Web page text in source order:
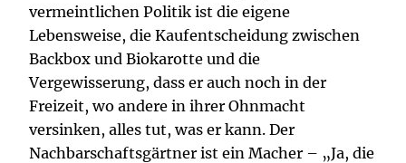
vermeintlichen Politik ist die eigene
Lebensweise, die Kaufentscheidung zwischen
Backbox und Biokarotte und die
Vergewisserung, dass er auch noch in der
Freizeit, wo andere in ihrer Ohnmacht
versinken, alles tut, was er kann. Der
Nachbarschaftsgärtner ist ein Macher – „Ja, die